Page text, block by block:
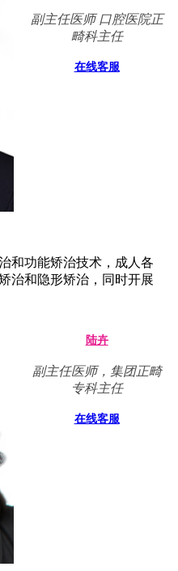
副主任医师 口腔医院正
畸科主任
在线客服
和功能矫治技术，成人各
治和隐形矫治，同时开展
陆卉
副主任医师，集团正畸
专科主任
在线客服